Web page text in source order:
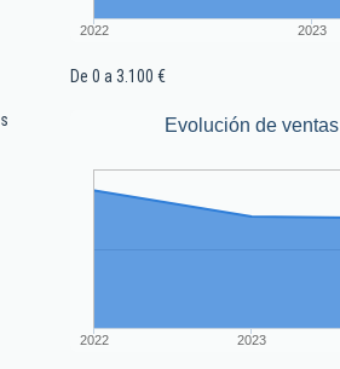
2022 2023
De 0 a 3.100 €
Evolución de ventas
2022 2023